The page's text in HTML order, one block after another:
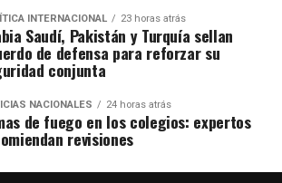
INTERNACIONAL 23 horas atrás
Saudí, Pakistán y Turquía sellan
de defensa para reforzar su
conjunta
NACIONALES 24 horas atrás
de fuego en los colegios: expertos
revisiones